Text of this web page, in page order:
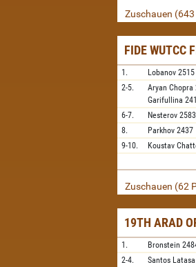
Zuschauen
FIDE WUTCC
1. Lobanov 2515
2-5.
Aryan Chopra
Garifullina
6-7. Nesterov
8.
Parkhov 2437
9-10.
Koustav
Zuschauen (62
19TH ARAD
1. Bronstein
2-4.
Santos Latasa